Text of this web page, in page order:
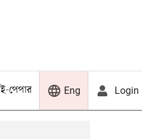
ই-পেপার Eng Login